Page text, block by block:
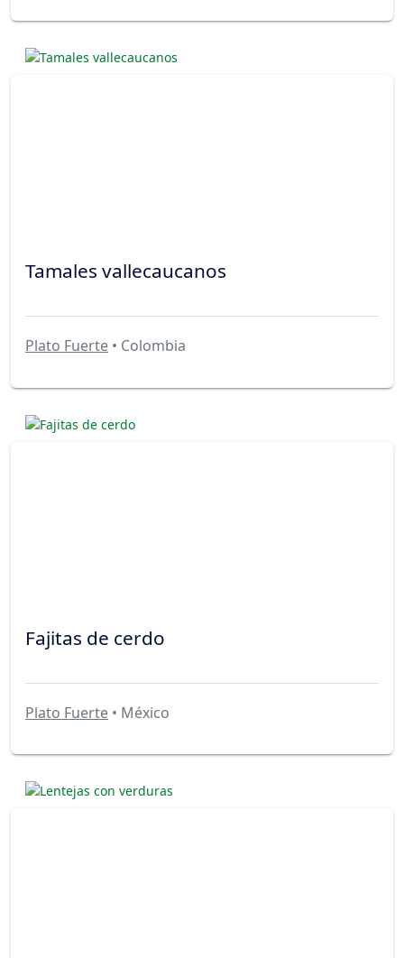
Tamales vallecaucanos
Plato Fuerte • Colombia
Fajitas de cerdo
Plato Fuerte • México